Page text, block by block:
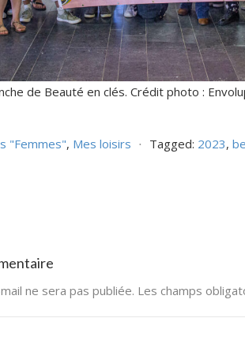
de Beauté en clés. Crédit photo :
"Femmes", Mes loisirs ⋅ Tagged: 2023,
ne sera pas publiée. Les champs